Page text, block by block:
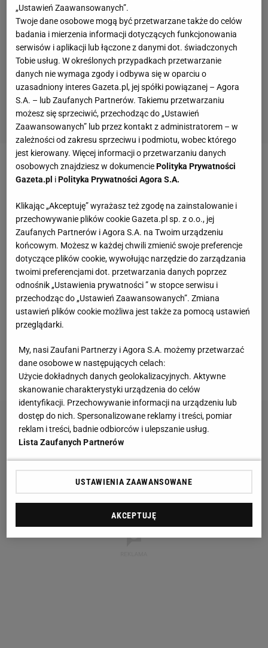
- To pokazuje jak dobrze on pracuje. Wlidzejest
wielu fantastycznych trenerów, ale jak widać, żaden
z nich nie wykonuje swojej roboty tak dobrze jak
Tom - komplementował treneraBullsStan Van
Gundy, który prowadzi Orlando Magic.
Thibodeau swoje setne zwycięstwo jako trener NBA
w 130meczu, to najlepszy wynik w historii.
Dotychczasowy rekordzista Avery Johnson (obecnie
prowadzi New Yersey Nets), potrzebował o jednego
Bulls Phil Jackson, 11-krotny mistrz NBA w roli
trenera, setkę osiągnął w 141 pojedynku.
„Ustawień Zaawansowanych”.
Twoje dane osobowe mogą być przetwarzane także do celów
badania i mierzenia informacji dotyczących funkcjonowania
serwisów i aplikacji lub łączone z danymi dot. świadczonych
Tobie usług. W określonych przypadkach przetwarzanie
danych nie wymaga zgody i odbywa się w oparciu o
uzasadniony interes Gazeta.pl, jej spółki powiązanej – Agora
S.A. – lub Zaufanych Partnerów. Takiemu przetwarzaniu
możesz się sprzeciwić, przechodząc do „Ustawień
Zaawansowanych” lub przez kontakt z administratorem – w
zależności od zakresu sprzeciwu i podmiotu, wobec którego
jest kierowany. Więcej informacji o przetwarzaniu danych
osobowych znajdziesz w dokumenciePolityka Prywatności
Gazeta.pl iPolityka Prywatności Agora S.A.
Klikając „Akceptuję” wyrażasz też zgodę na zainstalowanie i
przechowywanie plików cookie Gazeta.pl sp. z o.o., jej
Zaufanych Partnerów i Agora S.A. na Twoim urządzeniu
końcowym. Możesz w każdej chwili zmienić swoje preferencje
dotyczące plików cookie, wywołując narzędzie do zarządzania
twoimi preferencjami dot. przetwarzania danych poprzez
odnośnik „Ustawienia prywatności ” w stopce serwisu i
przechodząc do „Ustawień Zaawansowanych”. Zmiana
ustawień plików cookie możliwa jest także za pomocą ustawień
przeglądarki.
My, nasi Zaufani Partnerzy i Agora S.A. możemy przetwarzać
dane osobowe w następujących celach:
Użycie dokładnych danych geolokalizacyjnych. Aktywne
skanowanie charakterystyki urządzenia do celów
identyfikacji. Przechowywanie informacji na urządzeniu lub
dostęp do nich. Spersonalizowane reklamy i treści, pomiar
reklam i treści, badnie odbiorców i ulepszanie usług.
Lista Zaufanych Partnerów
USTAWIENIA ZAAWANSOWANE
AKCEPTUJĘ